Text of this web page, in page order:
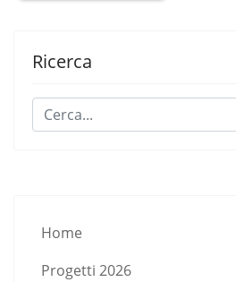
Ricerca
Cerca...
Home
Progetti 2026